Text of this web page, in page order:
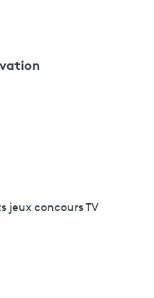
jeux concours TV